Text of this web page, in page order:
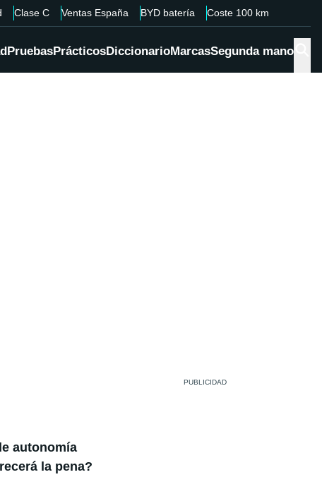
Clase C Ventas España BYD batería Coste 100 km
PruebasPrácticosDiccionarioMarcasSegunda mano
autonomía
la pena?